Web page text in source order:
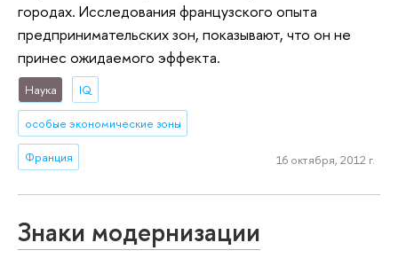
городах. Исследования французского опыта
предпринимательских зон, показывают, что он не
принес ожидаемого эффекта.
Наука IQ
особые экономические зоны
Франция 16 октября, 2012 г.
Знаки модернизации